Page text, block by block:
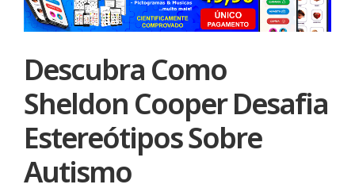
Descubra Como
Sheldon Cooper Desafia
Estereótipos Sobre
Autismo